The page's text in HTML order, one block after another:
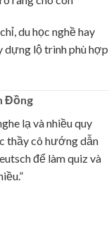
du học nghề hay
dựng lộ trình phù hợp
Đồng
lạ và nhiều quy
thầy cô hướng dẫn
để làm quiz và